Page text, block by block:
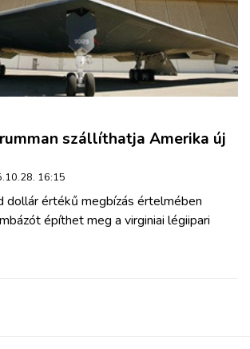
szállíthatja Amerika új
16:15
dollár értékű megbízás értelmében
építhet meg a virginiai légiipari